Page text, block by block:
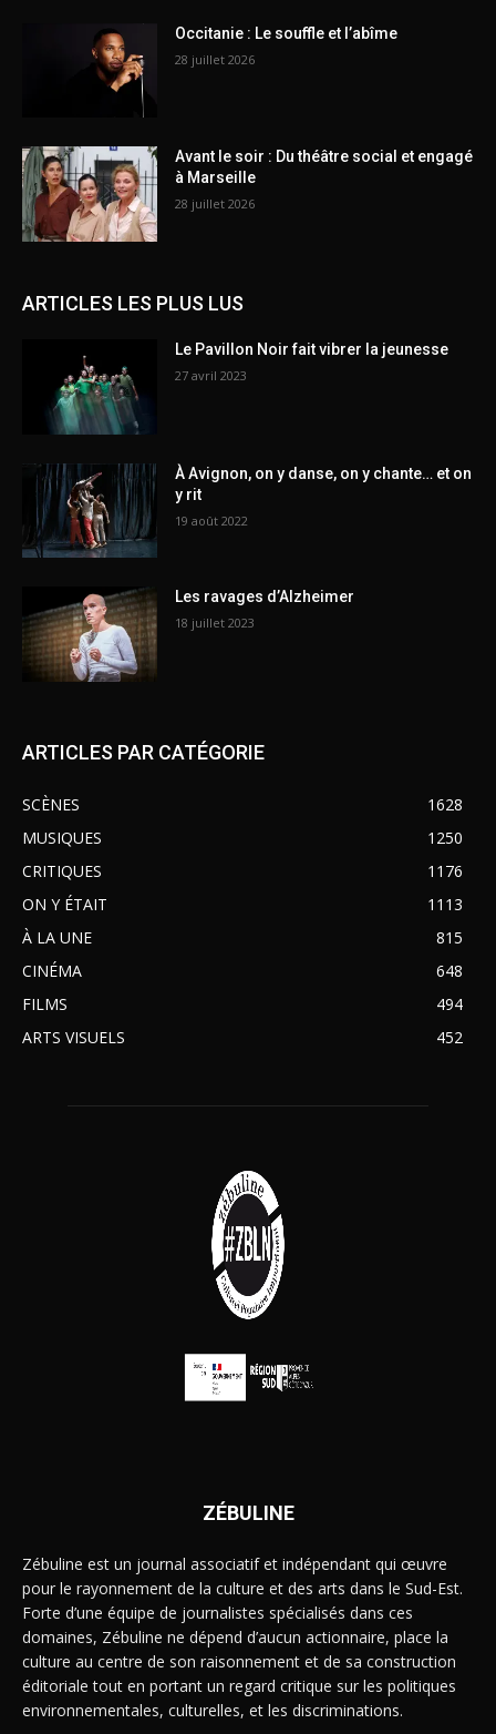
Occitanie : Le souffle et l’abîme
28 juillet 2026
Avant le soir : Du théâtre social et engagé
à Marseille
28 juillet 2026
ARTICLES LES PLUS LUS
Le Pavillon Noir fait vibrer la jeunesse
27 avril 2023
À Avignon, on y danse, on y chante… et on
y rit
19 août 2022
Les ravages d’Alzheimer
18 juillet 2023
ARTICLES PAR CATÉGORIE
SCÈNES
1628
MUSIQUES
1250
CRITIQUES
1176
ON Y ÉTAIT
1113
À LA UNE
815
CINÉMA
648
FILMS
494
ARTS VISUELS
452
ZÉBULINE
Zébuline est un journal associatif et indépendant qui œuvre
pour le rayonnement de la culture et des arts dans le Sud-Est.
Forte d’une équipe de journalistes spécialisés dans ces
domaines, Zébuline ne dépend d’aucun actionnaire, place la
culture au centre de son raisonnement et de sa construction
éditoriale tout en portant un regard critique sur les politiques
environnementales, culturelles, et les discriminations.